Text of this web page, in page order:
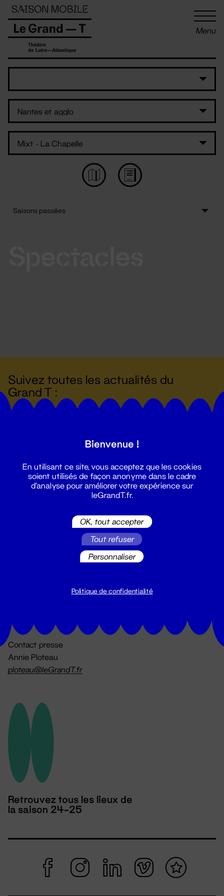
Menu
Suivez toutes les actualités du
Grand T :
billetterie@leGrandT.fr
Du lundi au vendredi 14h → 18h
Contact presse
Annie Ploteau
ploteau@leGrandT.fr
Retrouvez tous les lieux de
la saison 24-25
Panneau de gestion des cookies
Bienvenue !
En utilisant ce site, vous acceptez que les cookies
soient utilisés de façon anonyme dans le cadre
d'analyse pour améliorer votre expérience sur
leGrandT.fr.
OK, tout accepter
Tout refuser
Personnaliser
Politique de confidentialité